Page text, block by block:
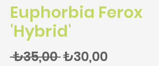
Euphorbia Ferox
'Hybrid'
₺35,00 Normal Fiyat
₺30,00